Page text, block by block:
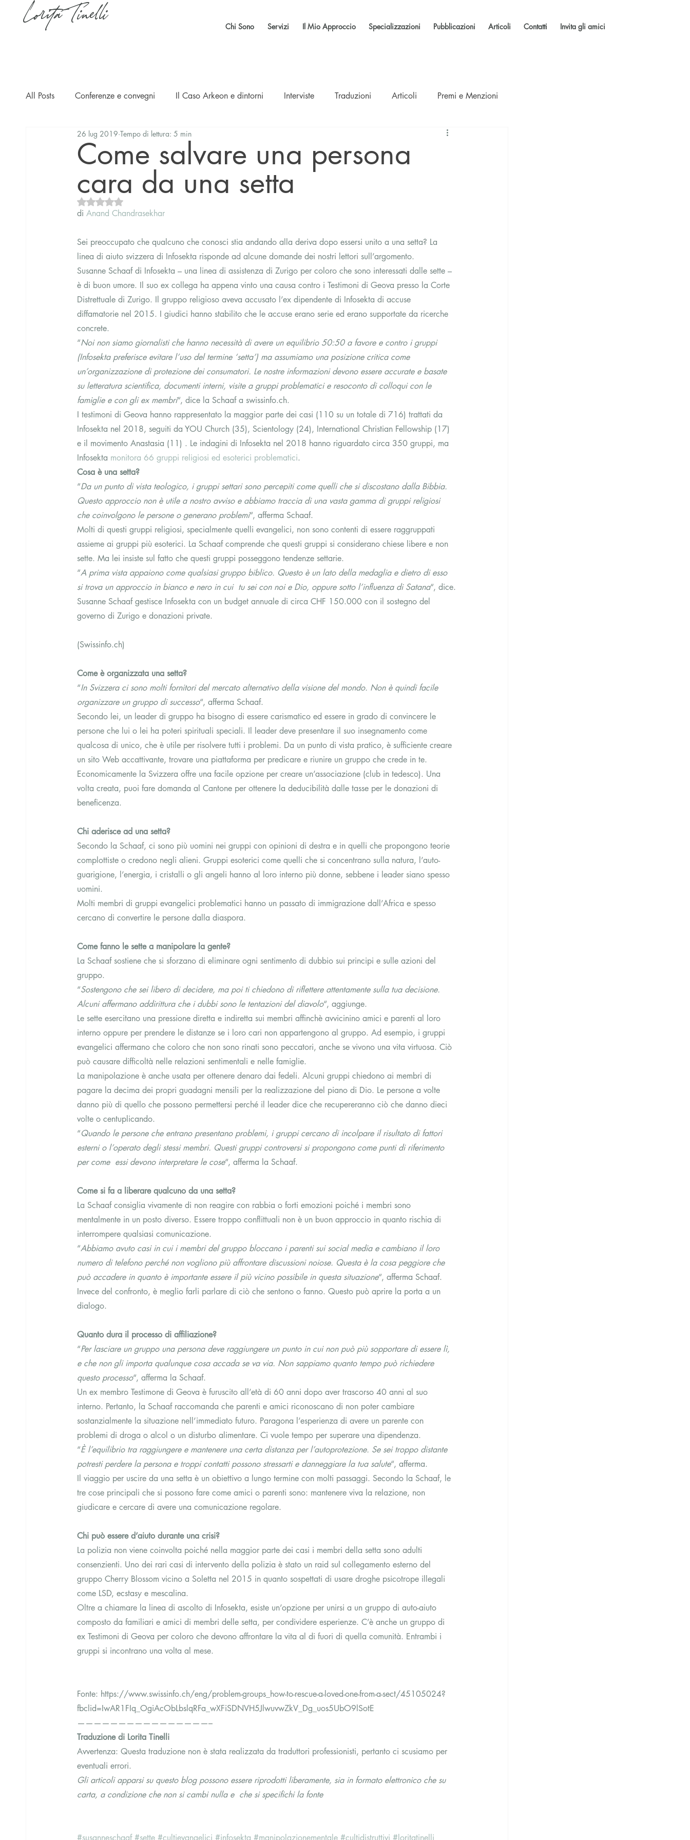
Lorita Tinelli Chi Sono Servizi Il Mio Approccio Specializzazioni Pubblicazioni Articoli Contatti Invita gli amici
All Posts Conferenze e convegni Il Caso Arkeon e dintorni Interviste Traduzioni Articoli Premi e Menzioni
Ripercussioni Articoli in inglese
Come salvare una persona
cara da una setta
26 lug 2019 Tempo di lettura: 5 min
Valutazione NaN stelle su 5.
di Anand Chandrasekhar
Sei preoccupato che qualcuno che conosci stia andando alla deriva dopo essersi unito a una setta? La
linea di aiuto svizzera di Infosekta risponde ad alcune domande dei nostri lettori sull’argomento.
Susanne Schaaf di Infosekta – una linea di assistenza di Zurigo per coloro che sono interessati dalle sette –
è di buon umore. Il suo ex collega ha appena vinto una causa contro i Testimoni di Geova presso la Corte
Distrettuale di Zurigo. Il gruppo religioso aveva accusato l’ex dipendente di Infosekta di accuse
diffamatorie nel 2015. I giudici hanno stabilito che le accuse erano serie ed erano supportate da ricerche
concrete.
“Noi non siamo giornalisti che hanno necessità di avere un equilibrio 50:50 a favore e contro i gruppi
(Infosekta preferisce evitare l’uso del termine ‘setta’) ma assumiamo una posizione critica come
un’organizzazione di protezione dei consumatori. Le nostre informazioni devono essere accurate e basate
su letteratura scientifica, documenti interni, visite a gruppi problematici e resoconto di colloqui con le
famiglie e con gli ex membri“, dice la Schaaf a swissinfo.ch.
I testimoni di Geova hanno rappresentato la maggior parte dei casi (110 su un totale di 716) trattati da
Infosekta nel 2018, seguiti da YOU Church (35), Scientology (24), International Christian Fellowship (17)
e il movimento Anastasia (11) . Le indagini di Infosekta nel 2018 hanno riguardato circa 350 gruppi, ma
Infosekta monitora 66 gruppi religiosi ed esoterici problematici.
Cosa è una setta?
“Da un punto di vista teologico, i gruppi settari sono percepiti come quelli che si discostano dalla Bibbia.
Questo approccio non è utile a nostro avviso e abbiamo traccia di una vasta gamma di gruppi religiosi
che coinvolgono le persone o generano problemi“, afferma Schaaf.
Molti di questi gruppi religiosi, specialmente quelli evangelici, non sono contenti di essere raggruppati
assieme ai gruppi più esoterici. La Schaaf comprende che questi gruppi si considerano chiese libere e non
sette. Ma lei insiste sul fatto che questi gruppi posseggono tendenze settarie.
“A prima vista appaiono come qualsiasi gruppo biblico. Questo è un lato della medaglia e dietro di esso
si trova un approccio in bianco e nero in cui  tu sei con noi e Dio, oppure sotto l’influenza di Satana“, dice.
Susanne Schaaf gestisce Infosekta con un budget annuale di circa CHF 150.000 con il sostegno del
governo di Zurigo e donazioni private.
(Swissinfo.ch)
Come è organizzata una setta?
“In Svizzera ci sono molti fornitori del mercato alternativo della visione del mondo. Non è quindi facile
organizzare un gruppo di successo“, afferma Schaaf.
Secondo lei, un leader di gruppo ha bisogno di essere carismatico ed essere in grado di convincere le
persone che lui o lei ha poteri spirituali speciali. Il leader deve presentare il suo insegnamento come
qualcosa di unico, che è utile per risolvere tutti i problemi. Da un punto di vista pratico, è sufficiente creare
un sito Web accattivante, trovare una piattaforma per predicare e riunire un gruppo che crede in te.
Economicamente la Svizzera offre una facile opzione per creare un’associazione (club in tedesco). Una
volta creata, puoi fare domanda al Cantone per ottenere la deducibilità dalle tasse per le donazioni di
beneficenza.
Chi aderisce ad una setta?
Secondo la Schaaf, ci sono più uomini nei gruppi con opinioni di destra e in quelli che propongono teorie
complottiste o credono negli alieni. Gruppi esoterici come quelli che si concentrano sulla natura, l’auto-
guarigione, l’energia, i cristalli o gli angeli hanno al loro interno più donne, sebbene i leader siano spesso
uomini.
Molti membri di gruppi evangelici problematici hanno un passato di immigrazione dall’Africa e spesso
cercano di convertire le persone dalla diaspora.
Come fanno le sette a manipolare la gente?
La Schaaf sostiene che si sforzano di eliminare ogni sentimento di dubbio sui principi e sulle azioni del
gruppo.
“Sostengono che sei libero di decidere, ma poi ti chiedono di riflettere attentamente sulla tua decisione.
Alcuni affermano addirittura che i dubbi sono le tentazioni del diavolo“, aggiunge.
Le sette esercitano una pressione diretta e indiretta sui membri affinchè avvicinino amici e parenti al loro
interno oppure per prendere le distanze se i loro cari non appartengono al gruppo. Ad esempio, i gruppi
evangelici affermano che coloro che non sono rinati sono peccatori, anche se vivono una vita virtuosa. Ciò
può causare difficoltà nelle relazioni sentimentali e nelle famiglie.
La manipolazione è anche usata per ottenere denaro dai fedeli. Alcuni gruppi chiedono ai membri di
pagare la decima dei propri guadagni mensili per la realizzazione del piano di Dio. Le persone a volte
danno più di quello che possono permettersi perché il leader dice che recupereranno ciò che danno dieci
volte o centuplicando.
“Quando le persone che entrano presentano problemi, i gruppi cercano di incolpare il risultato di fattori
esterni o l’operato degli stessi membri. Questi gruppi controversi si propongono come punti di riferimento
per come  essi devono interpretare le cose“, afferma la Schaaf.
Come si fa a liberare qualcuno da una setta?
La Schaaf consiglia vivamente di non reagire con rabbia o forti emozioni poiché i membri sono
mentalmente in un posto diverso. Essere troppo conflittuali non è un buon approccio in quanto rischia di
interrompere qualsiasi comunicazione.
“Abbiamo avuto casi in cui i membri del gruppo bloccano i parenti sui social media e cambiano il loro
numero di telefono perché non vogliono più affrontare discussioni noiose. Questa è la cosa peggiore che
può accadere in quanto è importante essere il più vicino possibile in questa situazione“, afferma Schaaf.
Invece del confronto, è meglio farli parlare di ciò che sentono o fanno. Questo può aprire la porta a un
dialogo.
Quanto dura il processo di affiliazione?
“Per lasciare un gruppo una persona deve raggiungere un punto in cui non può più sopportare di essere lì,
e che non gli importa qualunque cosa accada se va via. Non sappiamo quanto tempo può richiedere
questo processo“, afferma la Schaaf.
Un ex membro Testimone di Geova è furuscito all’età di 60 anni dopo aver trascorso 40 anni al suo
interno. Pertanto, la Schaaf raccomanda che parenti e amici riconoscano di non poter cambiare
sostanzialmente la situazione nell’immediato futuro. Paragona l’esperienza di avere un parente con
problemi di droga o alcol o un disturbo alimentare. Ci vuole tempo per superare una dipendenza.
“È l’equilibrio tra raggiungere e mantenere una certa distanza per l’autoprotezione. Se sei troppo distante
potresti perdere la persona e troppi contatti possono stressarti e danneggiare la tua salute“, afferma.
Il viaggio per uscire da una setta è un obiettivo a lungo termine con molti passaggi. Secondo la Schaaf, le
tre cose principali che si possono fare come amici o parenti sono: mantenere viva la relazione, non
giudicare e cercare di avere una comunicazione regolare.
Chi può essere d’aiuto durante una crisi?
La polizia non viene coinvolta poiché nella maggior parte dei casi i membri della setta sono adulti
consenzienti. Uno dei rari casi di intervento della polizia è stato un raid sul collegamento esterno del
gruppo Cherry Blossom vicino a Soletta nel 2015 in quanto sospettati di usare droghe psicotrope illegali
come LSD, ecstasy e mescalina.
Oltre a chiamare la linea di ascolto di Infosekta, esiste un’opzione per unirsi a un gruppo di auto-aiuto
composto da familiari e amici di membri delle setta, per condividere esperienze. C’è anche un gruppo di
ex Testimoni di Geova per coloro che devono affrontare la vita al di fuori di quella comunità. Entrambi i
gruppi si incontrano una volta al mese.
Fonte: https://www.swissinfo.ch/eng/problem-groups_how-to-rescue-a-loved-one-from-a-sect/45105024?
fbclid=IwAR1FIq_OgiAcObLbslqRFa_wXFiSDNVH5JlwuvwZkV_Dg_uos5UbO9lSotE
————————————————–
Traduzione di Lorita Tinelli
Avvertenza: Questa traduzione non è stata realizzata da traduttori professionisti, pertanto ci scusiamo per
eventuali errori.
Gli articoli apparsi su questo blog possono essere riprodotti liberamente, sia in formato elettronico che su
carta, a condizione che non si cambi nulla e  che si specifichi la fonte
#susanneschaaf #sette #cultievangelici #infosekta #manipolazionementale #cultidistruttivi #loritatinelli